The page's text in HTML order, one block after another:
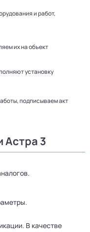
и работ,
их на объект
установку
подписываем акт
Астра 3
В качестве